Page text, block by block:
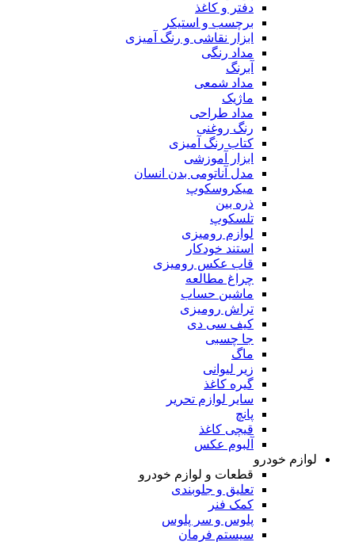
دفتر و کاغذ
برچسب و استیکر
ابزار نقاشی و رنگ آمیزی
مداد رنگی
آبرنگ
مداد شمعی
ماژیک
مداد طراحی
رنگ روغنی
کتاب رنگ آمیزی
ابزار آموزشی
مدل آناتومی بدن انسان
میکروسکوپ
ذره بین
تلسکوپ
لوازم رومیزی
استند خودکار
قاب عکس رومیزی
چراغ مطالعه
ماشین حساب
تراش رومیزی
کیف سی دی
جا چسبی
ماگ
زیر لیوانی
گیره کاغذ
سایر لوازم تحریر
پانچ
قیچی کاغذ
آلبوم عکس
لوازم خودرو
قطعات و لوازم خودرو
تعلیق و جلوبندی
کمک فنر
پلوس و سر پلوس
سیستم فرمان